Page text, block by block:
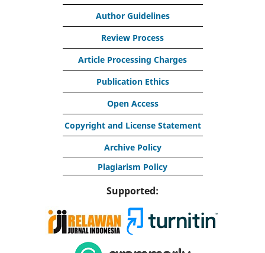
Author Guidelines
Review Process
Article Processing Charges
Publication Ethics
Open Access
Copyright and License Statement
Archive Policy
Plagiarism Policy
Supported: